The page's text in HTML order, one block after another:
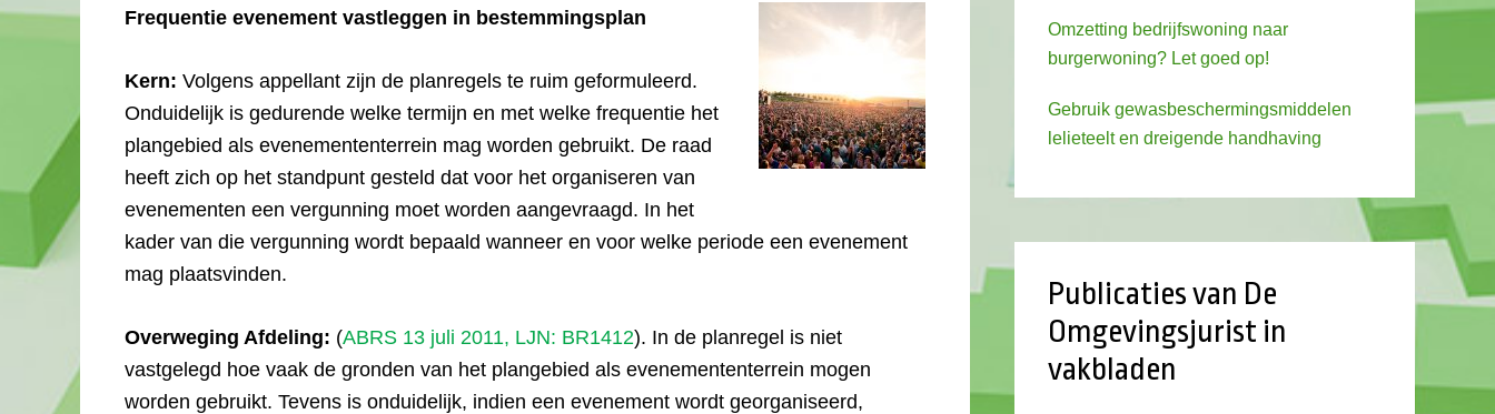
Frequentie evenement vastleggen in bestemmingsplan
Kern: Volgens appellant zijn de planregels te ruim geformuleerd.
Onduidelijk is gedurende welke termijn en met welke frequentie het
plangebied als evenemententerrein mag worden gebruikt. De raad
heeft zich op het standpunt gesteld dat voor het organiseren van
evenementen een vergunning moet worden aangevraagd. In het
kader van die vergunning wordt bepaald wanneer en voor welke periode een evenement
mag plaatsvinden.
Overweging Afdeling: (ABRS 13 juli 2011, LJN: BR1412). In de planregel is niet
vastgelegd hoe vaak de gronden van het plangebied als evenemententerrein mogen
worden gebruikt. Tevens is onduidelijk, indien een evenement wordt georganiseerd,
Omzetting bedrijfswoning naar
burgerwoning? Let goed op!
Gebruik gewasbeschermingsmiddelen
lelieteelt en dreigende handhaving
Publicaties van De
Omgevingsjurist in
vakbladen